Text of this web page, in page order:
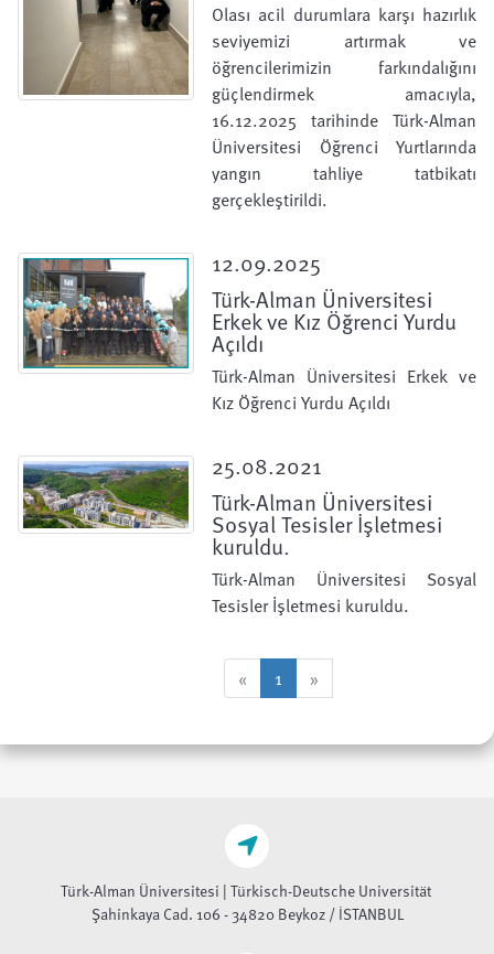
Olası acil durumlara karşı hazırlık
seviyemizi artırmak ve
öğrencilerimizin farkındalığını
güçlendirmek amacıyla,
16.12.2025 tarihinde Türk-Alman
Üniversitesi Öğrenci Yurtlarında
yangın tahliye tatbikatı
gerçekleştirildi.
12.09.2025
Türk-Alman Üniversitesi
Erkek ve Kız Öğrenci Yurdu
Açıldı
Türk-Alman Üniversitesi Erkek ve
Kız Öğrenci Yurdu Açıldı
25.08.2021
Türk-Alman Üniversitesi
Sosyal Tesisler İşletmesi
kuruldu.
Türk-Alman Üniversitesi Sosyal
Tesisler İşletmesi kuruldu.
« 1 »
Türk-Alman Üniversitesi | Türkisch-Deutsche Universität
Şahinkaya Cad. 106 - 34820 Beykoz / İSTANBUL